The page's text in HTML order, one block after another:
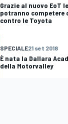
Grazie al nuovo EoT
potranno competere
contro le Toyota
SPECIALE21 set 2018
È nata la Dallara
della Motorvalley